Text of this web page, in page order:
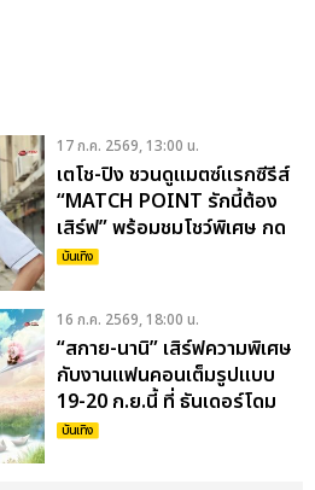
17 ก.ค. 2569, 13:00 น.
เตโช-ปิง ชวนดูแมตซ์แรกซีรีส์
“MATCH POINT รักนี้ต้อง
เสิร์ฟ” พร้อมชมโชว์พิเศษ กด
บัตร 19 ก.ค.นี้
บันเทิง
16 ก.ค. 2569, 18:00 น.
“สกาย-นานิ” เสิร์ฟความพิเศษ
กับงานแฟนคอนเต็มรูปแบบ
19-20 ก.ย.นี้ ที่ ธันเดอร์โดม
เมืองทองธานี
บันเทิง